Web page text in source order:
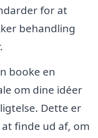
for at
behandling
booke en
om dine idéer
Dette er
finde ud af, om